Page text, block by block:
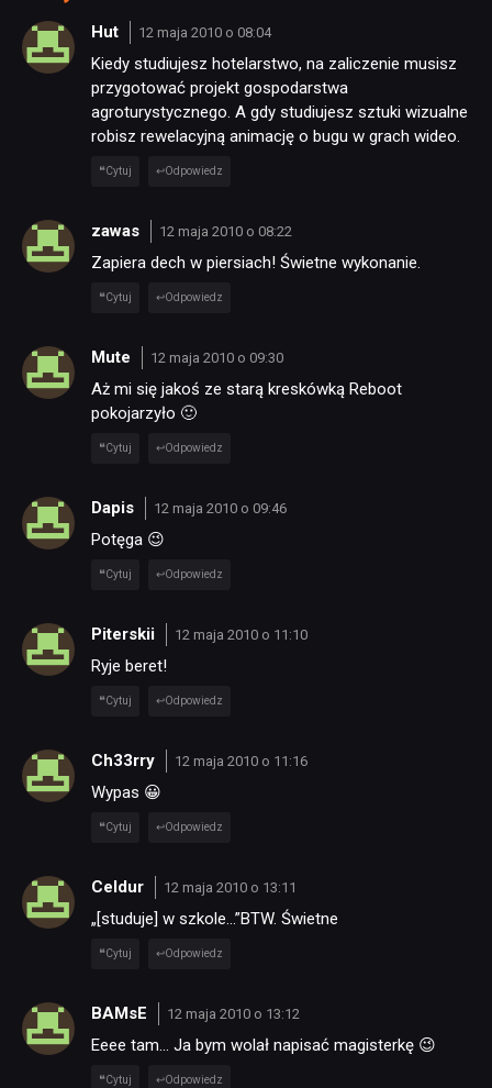
PUBLICYSTYKA
KULTURA
TECHNOLOGIE
JUŻ GRALIŚMY
Hut 12 maja 2010 o 08:04
Kiedy studiujesz hotelarstwo, na zaliczenie musisz
przygotować projekt gospodarstwa
agroturystycznego. A gdy studiujesz sztuki wizualne
robisz rewelacyjną animację o bugu w grach wideo.
Cytuj Odpowiedz
zawas 12 maja 2010 o 08:22
Zapiera dech w piersiach! Świetne wykonanie.
Cytuj Odpowiedz
Mute 12 maja 2010 o 09:30
Aż mi się jakoś ze starą kreskówką Reboot
pokojarzyło 🙂
Cytuj Odpowiedz
Dapis 12 maja 2010 o 09:46
Potęga 😉
Cytuj Odpowiedz
Piterskii 12 maja 2010 o 11:10
Ryje beret!
Cytuj Odpowiedz
Ch33rry 12 maja 2010 o 11:16
Wypas 😀
Cytuj Odpowiedz
Celdur 12 maja 2010 o 13:11
„[studuje] w szkole…”BTW. Świetne
Cytuj Odpowiedz
BAMsE 12 maja 2010 o 13:12
Eeee tam… Ja bym wolał napisać magisterkę 😉
Cytuj Odpowiedz